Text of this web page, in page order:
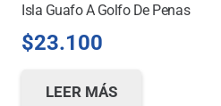
Isla Guafo A Golfo De Penas
$23.100
LEER MÁS